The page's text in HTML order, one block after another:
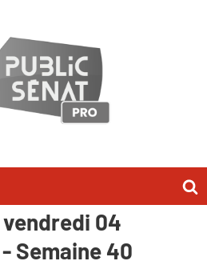
du samedi 28
04
Semaine 40